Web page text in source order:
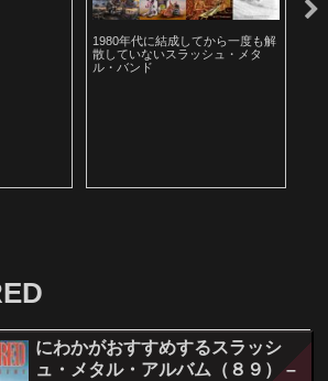
1980年代に結成してから一度も解
散していないスラッシュ・メタ
ル・バンド
にわかがおすすめするスラッシ
ュ・メタル・アルバム（８９） –